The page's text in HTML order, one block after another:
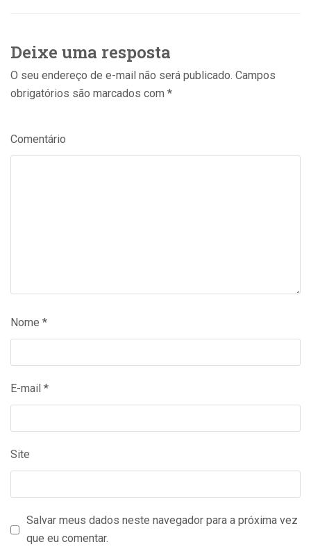
Deixe uma resposta
O seu endereço de e-mail não será publicado. Campos
obrigatórios são marcados com *
Comentário
Nome *
E-mail *
Site
Salvar meus dados neste navegador para a próxima vez
que eu comentar.